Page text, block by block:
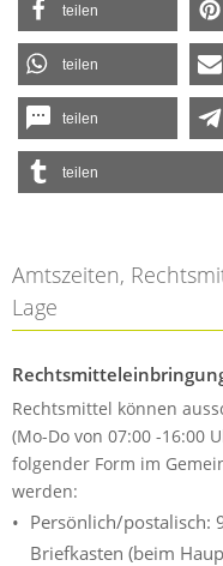
teilen
teilen
teilen
teilen
Amtszeiten,
Lage
Rechtsmittel können
(Mo-Do von 07:00 -16:00
folgender Form im
werden:
Persönlich/
Briefkasten (beim